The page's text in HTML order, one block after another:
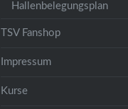
Hallenbelegungsplan
TSV Fanshop
Impressum
Kurse